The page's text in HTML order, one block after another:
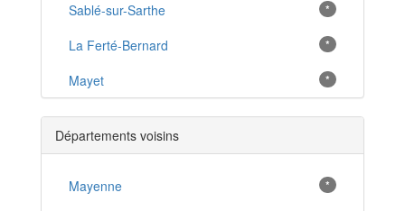
Sablé-sur-Sarthe *
La Ferté-Bernard *
Mayet *
La Chartre-sur-le-Loir *
Mamers *
Écommoy *
Départements voisins
Mayenne *